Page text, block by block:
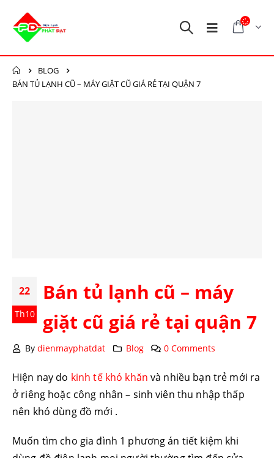
BLOG
BÁN TỦ LẠNH CŨ – MÁY GIẶT CŨ GIÁ RẺ TẠI QUẬN 7
22
Th10
Bán tủ lạnh cũ – máy
giặt cũ giá rẻ tại quận 7
Bydienmayphatdat Blog 0 Comments
Hiện nay do kinh tế khó khăn và nhiều bạn trẻ mới ra
ở riêng hoặc công nhân – sinh viên thu nhập thấp
nên khó dùng đồ mới .
Muốn tìm cho gia đình 1 phương án tiết kiệm khi